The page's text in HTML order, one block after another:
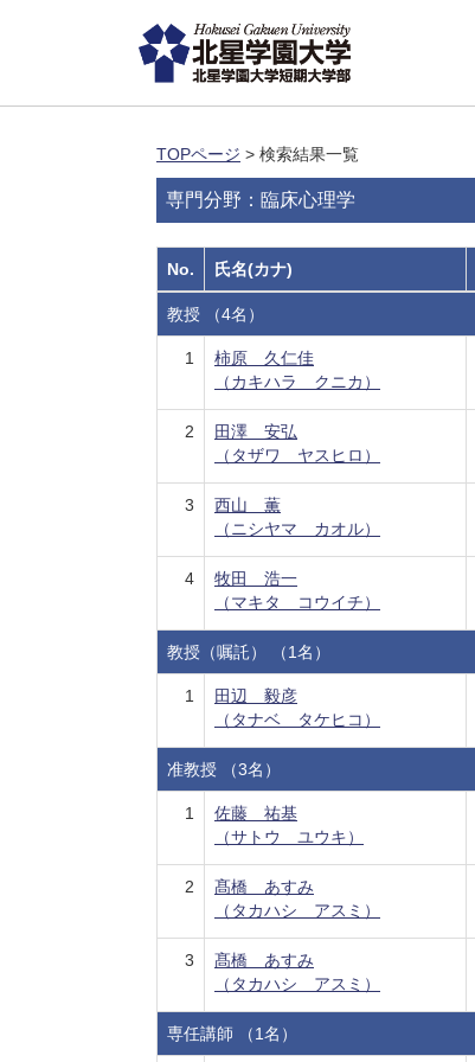
TOPページ > 検索結果一覧
専門分野：臨床心理学
No. 氏名(カナ)
教授 （4名）
1
柿原 久仁佳
（カキハラ クニカ）
2
田澤 安弘
（タザワ ヤスヒロ）
3
西山 薫
（ニシヤマ カオル）
4
牧田 浩一
（マキタ コウイチ）
教授（嘱託） （1名）
1
田辺 毅彦
（タナベ タケヒコ）
准教授 （3名）
1
佐藤 祐基
（サトウ ユウキ）
2
髙橋 あすみ
（タカハシ アスミ）
3
髙橋 あすみ
（タカハシ アスミ）
専任講師 （1名）